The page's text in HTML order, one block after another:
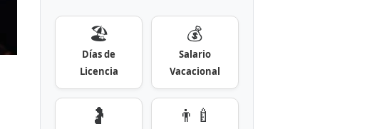
🏖️
Días de
Licencia
💰
Salario
Vacacional
🤰 👨‍🍼